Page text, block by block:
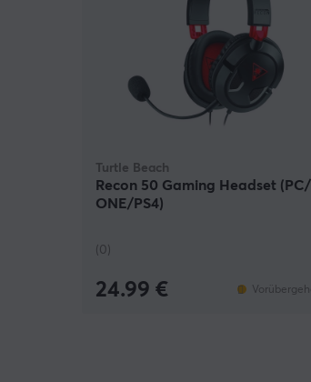
Turtle Beach
Recon 50 Gaming Headset
ONE/PS4)
(0)
24.99 €